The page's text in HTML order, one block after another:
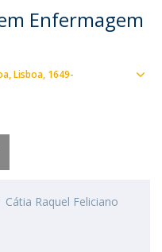
Enfermagem
Lisboa 1649-
Raquel Feliciano